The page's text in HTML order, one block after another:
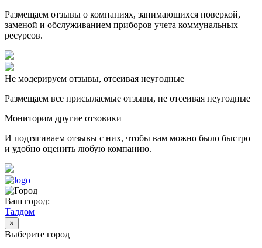
Размещаем отзывы о компаниях, занимающихся поверкой,
заменой и обслуживанием приборов учета коммунальных
ресурсов.
Не модерируем отзывы, отсеивая неугодные
Размещаем все присылаемые отзывы, не отсеивая неугодные
Мониторим другие отзовики
И подтягиваем отзывы с них, чтобы вам можно было быстро
и удобно оценить любую компанию.
Ваш город:
Талдом
×
Выберите город